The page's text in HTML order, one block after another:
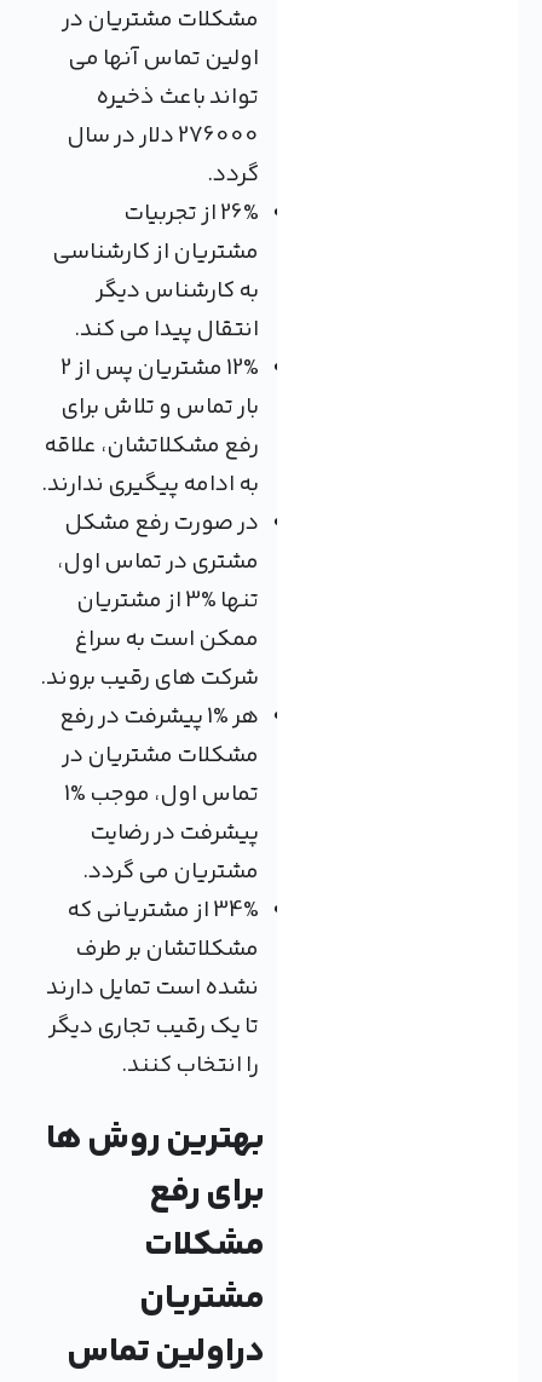
مشکلات مشتریان در
اولین تماس آنها می
تواند باعث ذخیره
276000 دلار در سال
گردد.
26% از تجربیات
مشتریان از کارشناسی
به کارشناس دیگر
انتقال پیدا می کند.
12% مشتریان پس از 2
بار تماس و تلاش برای
رفع مشکلاتشان، علاقه
به ادامه پیگیری ندارند.
در صورت رفع مشکل
مشتری در تماس اول،
تنها %3 از مشتریان
ممکن است به سراغ
شرکت های رقیب بروند.
هر %1 پیشرفت در رفع
مشکلات مشتریان در
تماس اول، موجب %1
پیشرفت در رضایت
مشتریان می گردد.
34% از مشتریانی که
مشکلاتشان بر طرف
نشده است تمایل دارند
تا یک رقیب تجاری دیگر
را انتخاب کنند.
بهترین روش ها
برای رفع
مشکلات
مشتریان
دراولین تماس